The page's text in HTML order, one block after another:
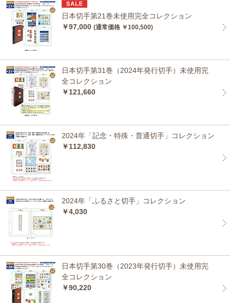
日本切手第21巻未使用完全コレクション
￥97,000 (通常価格 ￥100,500)
日本切手第31巻（2024年発行切手）未使用完
全コレクション
￥121,660
2024年「記念・特殊・普通切手」コレクション
￥112,830
2024年「ふるさと切手」コレクション
￥4,030
日本切手第30巻（2023年発行切手）未使用完
全コレクション
￥90,220